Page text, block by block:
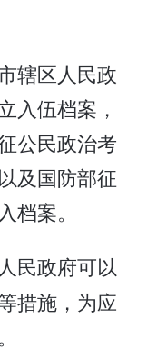
辖区人民政
入伍档案，
公民政治考
及国防部征
档案。
民政府可以
措施，为应